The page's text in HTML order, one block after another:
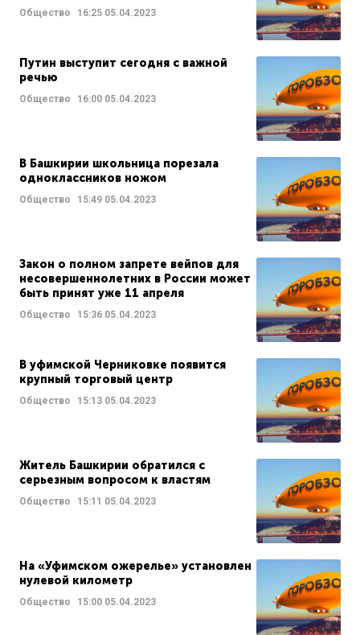
Общество 16:25 05.04.2023
Путин выступит сегодня с важной
речью
Общество 16:00 05.04.2023
В Башкирии школьница порезала
одноклассников ножом
Общество 15:49 05.04.2023
Закон о полном запрете вейпов для
несовершеннолетних в России может
быть принят уже 11 апреля
Общество 15:36 05.04.2023
В уфимской Черниковке появится
крупный торговый центр
Общество 15:13 05.04.2023
Житель Башкирии обратился с
серьезным вопросом к властям
Общество 15:11 05.04.2023
На «Уфимском ожерелье» установлен
нулевой километр
Общество 15:00 05.04.2023